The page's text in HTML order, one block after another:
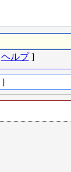
ヘルプ]
]